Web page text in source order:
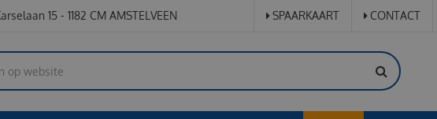
15 - 1182 CM AMSTELVEEN SPAARKAART CONTACT